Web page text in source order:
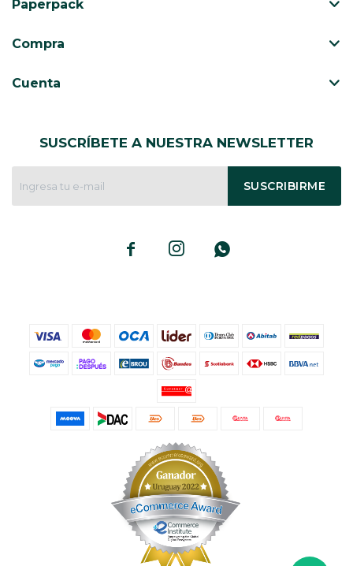
SUSCRÍBETE A NUESTRA NEWSLETTER
SUSCRIBIRME
  
Paperpack
Compra
Cuenta